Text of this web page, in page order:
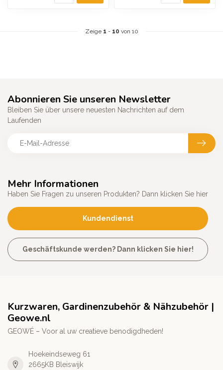
Zeige 1 - 10 von 10
Mehr Informationen
Haben Sie Fragen zu unseren Produkten? Dann klicken Sie hier
Kundendienst
Geschäftskunde werden? Dann klicken Sie hier!
Abonnieren Sie unseren Newsletter
Bleiben Sie über unsere neuesten Nachrichten auf dem
Laufenden
Kurzwaren, Gardinenzubehör & Nähzubehör |
Geowe.nl
GEOWÉ – Voor al uw creatieve benodigdheden!
Hoekeindseweg 61
2665KB Bleiswijk